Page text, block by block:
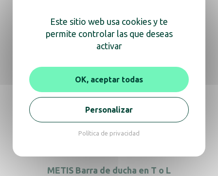
METIS barra acodada 46
METIS Barra acodada 84
METIS barra acodada 84
METIS Barra de ducha en T o L
Este sitio web usa cookies y te
permite controlar las que deseas
activar
OK, aceptar todas
Personalizar
Política de privacidad